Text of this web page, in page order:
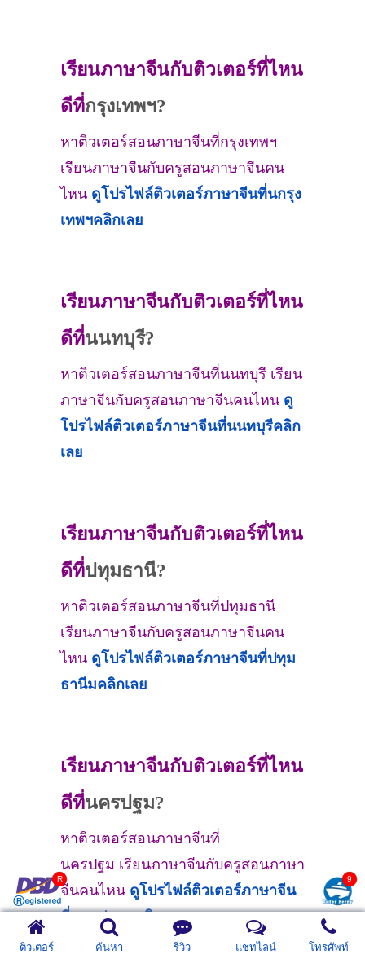
เรียนภาษาจีนกับติวเตอร์ที่ไหน
ดีที่กรุงเทพฯ?
หาติวเตอร์สอนภาษาจีนที่กรุงเทพฯ
เรียนภาษาจีนกับครูสอนภาษาจีนคน
ไหน ดูโปรไฟล์ติวเตอร์ภาษาจีนที่นกรุง
เทพฯคลิกเลย
เรียนภาษาจีนกับติวเตอร์ที่ไหน
ดีที่นนทบุรี?
หาติวเตอร์สอนภาษาจีนที่นนทบุรี เรียน
ภาษาจีนกับครูสอนภาษาจีนคนไหน ดู
โปรไฟล์ติวเตอร์ภาษาจีนที่นนทบุรีคลิก
เลย
เรียนภาษาจีนกับติวเตอร์ที่ไหน
ดีที่ปทุมธานี?
หาติวเตอร์สอนภาษาจีนที่ปทุมธานี
เรียนภาษาจีนกับครูสอนภาษาจีนคน
ไหน ดูโปรไฟล์ติวเตอร์ภาษาจีนที่ปทุม
ธานีมคลิกเลย
เรียนภาษาจีนกับติวเตอร์ที่ไหน
ดีที่นครปฐม?
หาติวเตอร์สอนภาษาจีนที่
นครปฐม เรียนภาษาจีนกับครูสอนภาษา
จีนคนไหน ดูโปรไฟล์ติวเตอร์ภาษาจีน
ที่นครปฐมมคลิกเลย
ติวเตอร์ ค้นหา รีวิว แชทไลน์ โทรศัพท์